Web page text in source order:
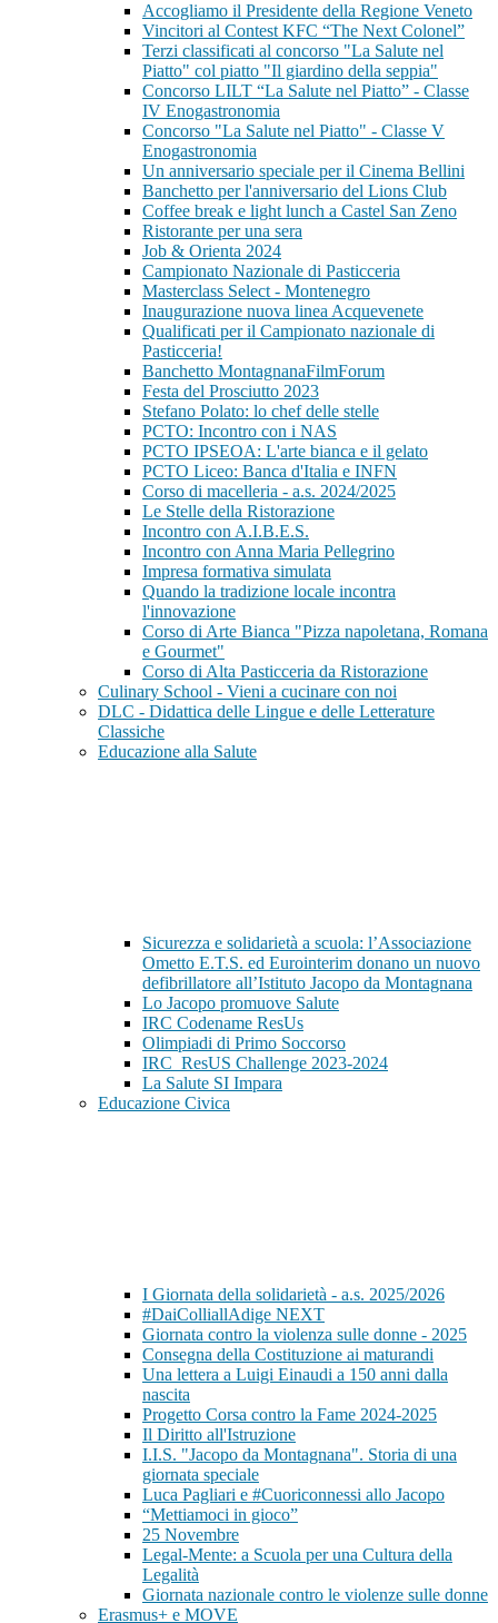
Accogliamo il Presidente della Regione Veneto
Vincitori al Contest KFC “The Next Colonel”
Terzi classificati al concorso "La Salute nel
Piatto" col piatto "Il giardino della seppia"
Concorso LILT “La Salute nel Piatto” - Classe
IV Enogastronomia
Concorso "La Salute nel Piatto" - Classe V
Enogastronomia
Un anniversario speciale per il Cinema Bellini
Banchetto per l'anniversario del Lions Club
Coffee break e light lunch a Castel San Zeno
Ristorante per una sera
Job & Orienta 2024
Campionato Nazionale di Pasticceria
Masterclass Select - Montenegro
Inaugurazione nuova linea Acquevenete
Qualificati per il Campionato nazionale di
Pasticceria!
Banchetto MontagnanaFilmForum
Festa del Prosciutto 2023
Stefano Polato: lo chef delle stelle
PCTO: Incontro con i NAS
PCTO IPSEOA: L'arte bianca e il gelato
PCTO Liceo: Banca d'Italia e INFN
Corso di macelleria - a.s. 2024/2025
Le Stelle della Ristorazione
Incontro con A.I.B.E.S.
Incontro con Anna Maria Pellegrino
Impresa formativa simulata
Quando la tradizione locale incontra
l'innovazione
Corso di Arte Bianca "Pizza napoletana, Romana
e Gourmet"
Corso di Alta Pasticceria da Ristorazione
Culinary School - Vieni a cucinare con noi
DLC - Didattica delle Lingue e delle Letterature
Classiche
Educazione alla Salute
Sicurezza e solidarietà a scuola: l’Associazione
Ometto E.T.S. ed Eurointerim donano un nuovo
defibrillatore all’Istituto Jacopo da Montagnana
Lo Jacopo promuove Salute
IRC Codename ResUs
Olimpiadi di Primo Soccorso
IRC_ResUS Challenge 2023-2024
La Salute SI Impara
Educazione Civica
I Giornata della solidarietà - a.s. 2025/2026
#DaiColliallAdige NEXT
Giornata contro la violenza sulle donne - 2025
Consegna della Costituzione ai maturandi
Una lettera a Luigi Einaudi a 150 anni dalla
nascita
Progetto Corsa contro la Fame 2024-2025
Il Diritto all'Istruzione
I.I.S. "Jacopo da Montagnana". Storia di una
giornata speciale
Luca Pagliari e #Cuoriconnessi allo Jacopo
“Mettiamoci in gioco”
25 Novembre
Legal-Mente: a Scuola per una Cultura della
Legalità
Giornata nazionale contro le violenze sulle donne
Erasmus+ e MOVE